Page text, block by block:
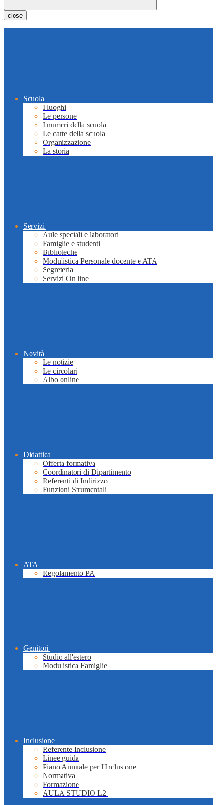
close
Scuola
I luoghi
Le persone
I numeri della scuola
Le carte della scuola
Organizzazione
La storia
Servizi
Aule speciali e laboratori
Famiglie e studenti
Biblioteche
Modulistica Personale docente e ATA
Segreteria
Servizi On line
Novità
Le notizie
Le circolari
Albo online
Didattica
Offerta formativa
Coordinatori di Dipartimento
Referenti di Indirizzo
Funzioni Strumentali
ATA
Regolamento PA
Genitori
Studio all'estero
Modulistica Famiglie
Inclusione
Referente Inclusione
Linee guida
Piano Annuale per l'Inclusione
Normativa
Formazione
AULA STUDIO L2